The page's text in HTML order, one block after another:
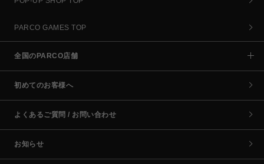
PARCO GAMES TOP
全国のPARCO店舗
初めてのお客様へ
よくあるご質問 / お問い合わせ
お知らせ